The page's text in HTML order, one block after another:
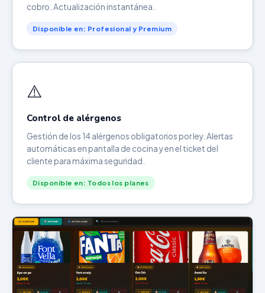
cobro. Actualización instantánea.
Disponible en: Profesional y Premium
⚠️
Control de alérgenos
Gestión de los 14 alérgenos obligatorios por ley. Alertas
automáticas en pantalla de cocina y en el ticket del
cliente para máxima seguridad.
Disponible en: Todos los planes